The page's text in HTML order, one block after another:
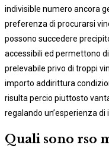
indivisible numero ancora
preferenza di procurarsi
possono succedere
accessibili ed permettono
prelevabile privo di troppi
importo addirittura
risulta percio piuttosto
regalando un’esperienza
Quali sono rso